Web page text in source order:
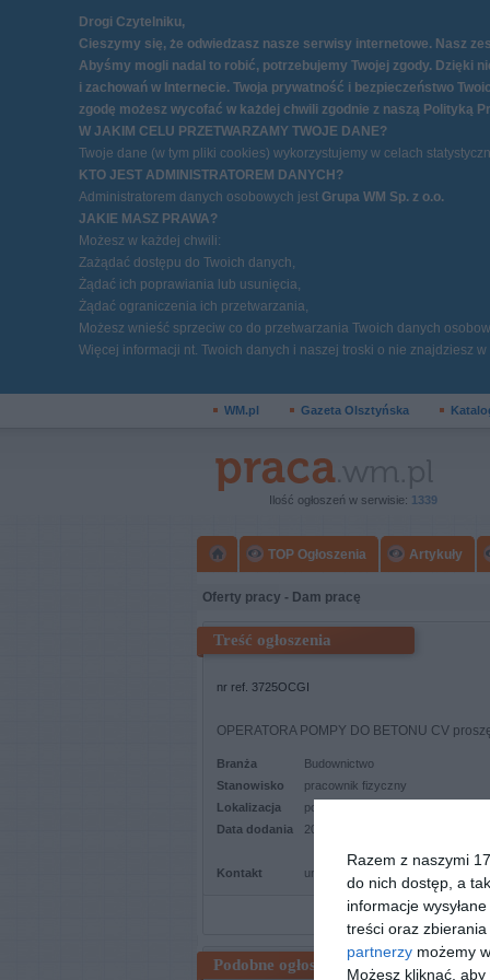
Razem z naszymi
do nich dostęp, a
informacje
treści oraz
partnerzy możemy
Możesz kliknąć,
Drogi Czytelniku,
Cieszymy się, że odwiedzasz nasze serwisy internetowe. Nasz
Abyśmy mogli nadal to robić, potrzebujemy Twojej zgody. Dzięki
i zachowań w Internecie. Twoja prywatność i bezpieczeństwo
zgodę możesz wycofać w każdej chwili zgodnie z naszą Polityką
W JAKIM CELU PRZETWARZAMY TWOJE DANE?
Twoje dane (w tym pliki cookies) wykorzystujemy w celach
KTO JEST ADMINISTRATOREM DANYCH?
Administratorem danych osobowych jest Grupa WM Sp. z o.o.
JAKIE MASZ PRAWA?
Możesz w każdej chwili:
Zażądać dostępu do Twoich danych,
Żądać ich poprawiania lub usunięcia,
Żądać ograniczenia ich przetwarzania,
Możesz wnieść sprzeciw co do przetwarzania Twoich danych
Więcej informacji nt. Twoich danych i naszej troski o nie znajdziesz w
WM.pl Gazeta Olsztyńska
Ilość ogłoszeń w serwisie: 1339
TOP Ogłoszenia Artykuły
Oferty pracy - Dam pracę
Treść ogłoszenia
nr ref. 3725OCGI
OPERATORA POMPY DO BETONU CV
Branża
Budownictwo
Stanowisko
pracownik fizyczny
Lokalizacja
podlaskie , Powiat: grajewski
Data dodania
2025-04-03
Kontakt unirol.grajewo@wp.pl
Zapisz ogłoszenie do
Podobne ogłoszenia